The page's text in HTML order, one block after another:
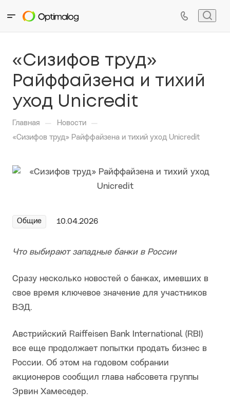
«Сизифов труд»
Райффайзена и тихий
уход Unicredit
Главная — Новости —
«Сизифов труд» Райффайзена и тихий уход Unicredit
Общие 10.04.2026
Что выбирают западные банки в России
Сразу несколько новостей о банках, имевших в
свое время ключевое значение для участников
ВЭД.
Австрийский Raiffeisen Bank International (RBI)
все еще продолжает попытки продать бизнес в
России. Об этом на годовом собрании
акционеров сообщил глава набсовета группы
Эрвин Хамеседер.